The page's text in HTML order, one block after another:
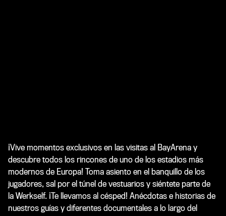
¡Vive momentos exclusivos en las visitas al BayArena y
descubre todos los rincones de uno de los estadios más
modernos de Europa! Toma asiento en el banquillo de los
jugadores, sal por el túnel de vestuarios y siéntete parte de
la Werkself. ¡Te llevamos al césped! Anécdotas e historias de
nuestros guías y diferentes documentales a lo largo del